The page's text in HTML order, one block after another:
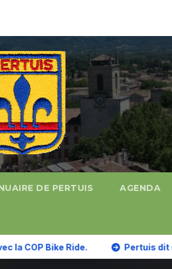
DE PERTUIS AGENDA
Ride. Pertuis dit s’engager